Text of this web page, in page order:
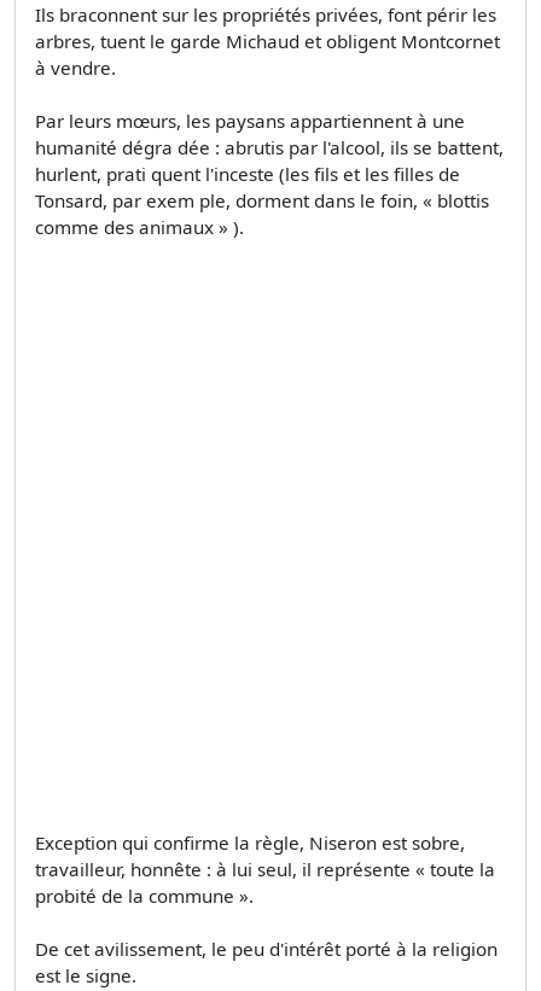
Ils braconnent sur les propriétés privées, font périr les
arbres, tuent le garde Michaud et obligent Montcornet
à vendre.
Par leurs mœurs, les paysans appartiennent à une
humanité dégra­ dée : abrutis par l'alcool, ils se battent,
hurlent, prati­ quent l'inceste (les fils et les filles de
Tonsard, par exem­ ple, dorment dans le foin, « blottis
comme des animaux » ).
Exception qui confirme la règle, Niseron est sobre,
travailleur, honnête : à lui seul, il représente « toute la
probité de la commune ».
De cet avilissement, le peu d'intérêt porté à la religion
est le signe.